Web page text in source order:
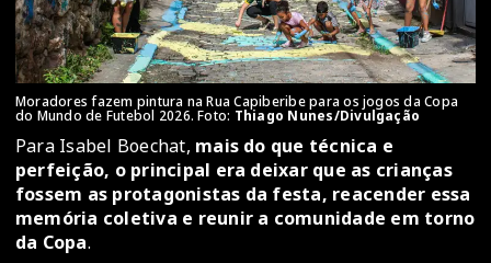
Moradores fazem pintura na Rua Capiberibe para os jogos da Copa
do Mundo de Futebol 2026. Foto: Thiago Nunes/Divulgação
Para Isabel Boechat, mais do que técnica e
perfeição, o principal era deixar que as crianças
fossem as protagonistas da festa, reacender essa
memória coletiva e reunir a comunidade em torno
da Copa.